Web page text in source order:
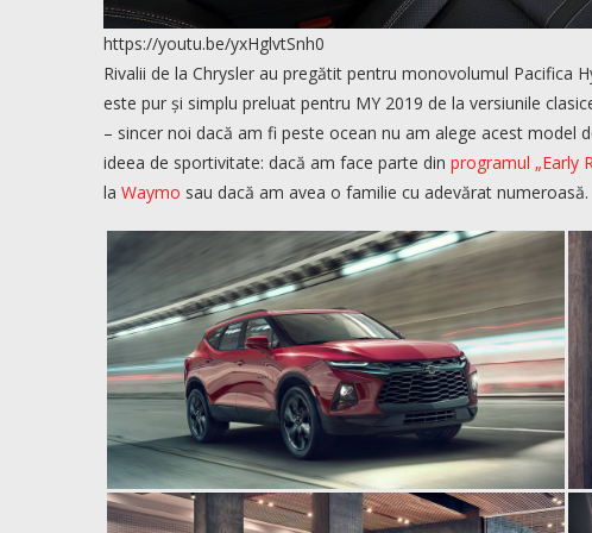
https://youtu.be/yxHglvtSnh0
Rivalii de la Chrysler au pregătit pentru monovolumul Pacifica
este pur și simplu preluat pentru MY 2019 de la versiunile
– sincer noi dacă am fi peste ocean nu am alege acest model
ideea de sportivitate: dacă am face parte din programul „Early
la Waymo sau dacă am avea o familie cu adevărat numeroasă.